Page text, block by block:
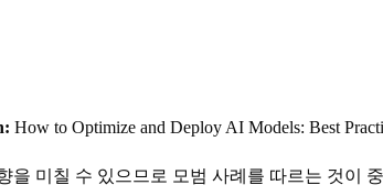
How to Optimize and Deploy AI Models: Best
을 미칠 수 있으므로 모범 사례를 따르는 것